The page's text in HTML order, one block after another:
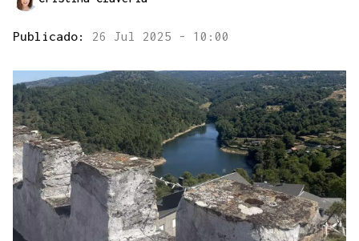
Publicado: 26 Jul 2025 - 10:00